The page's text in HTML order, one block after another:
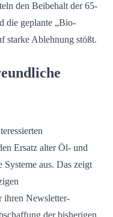
den Beibehalt der 65-
die geplante „Bio-
starke Ablehnung stößt.
Ersatz alter Öl- und
aus. Das zeigt
ihren Newsletter-
der bisherigen